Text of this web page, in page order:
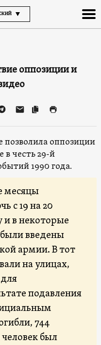
оппозиции и
позволила оппозиции
в честь 29-й
1990 года.
месяцы
с 19 на 20
и в некоторые
введены
армии. В тот
на улицах,
подавления
744
был